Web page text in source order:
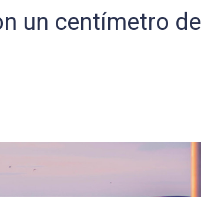
un centímetro de